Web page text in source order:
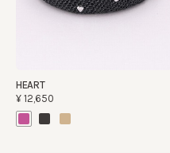
HEART
¥12,650